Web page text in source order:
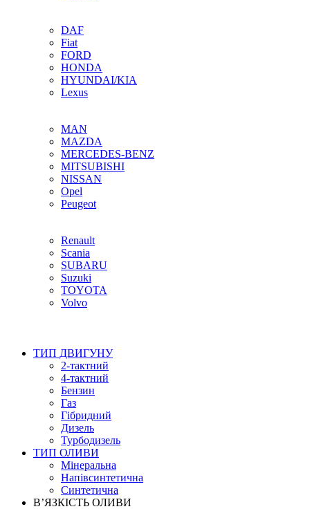
DAF
Fiat
FORD
HONDA
HYUNDAI/KIA
Lexus
MAN
MAZDA
MERCEDES-BENZ
MITSUBISHI
NISSAN
Opel
Peugeot
Renault
Scania
SUBARU
Suzuki
TOYOTA
Volvo
ТИП ДВИГУНУ
2-тактний
4-тактний
Бензин
Газ
Гібридний
Дизель
Турбодизель
ТИП ОЛИВИ
Мінеральна
Напівсинтетична
Синтетична
В’ЯЗКІСТЬ ОЛИВИ